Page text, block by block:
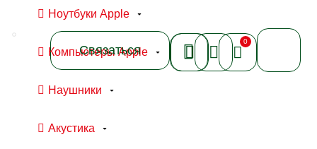
Ноутбуки Apple
Компьютеры Apple
Наушники
Акустика
Связаться
0